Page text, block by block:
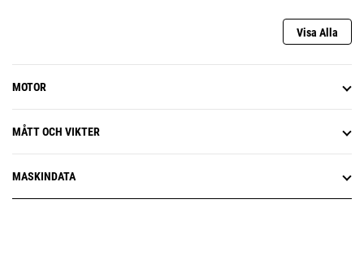
Visa Alla
MOTOR
MÅTT OCH VIKTER
MASKINDATA